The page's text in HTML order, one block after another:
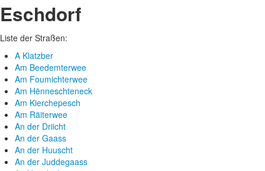
Eschdorf
Liste der Straßen:
A Klatzber
Am Beedemterwee
Am Foumichterwee
Am Hënneschteneck
Am Kierchepesch
Am Räiterwee
An der Driicht
An der Gaass
An der Huuscht
An der Juddegaass